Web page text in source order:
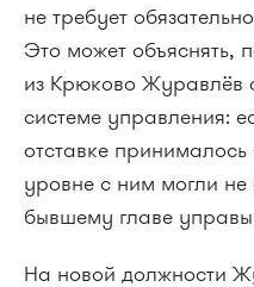
не требует
Это может объяснять,
из Крюково Журавлёв
системе управления:
отставке
уровне с ним могли не
бывшему главе
На новой должности